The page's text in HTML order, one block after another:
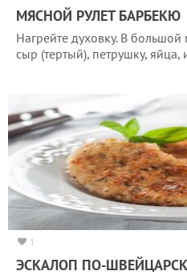
МЯСНОЙ РУЛЕТ БАРБЕКЮ
Нагрейте духовку. В
сыр (тертый), петрушку,
1
ЭСКАЛОП ПО-